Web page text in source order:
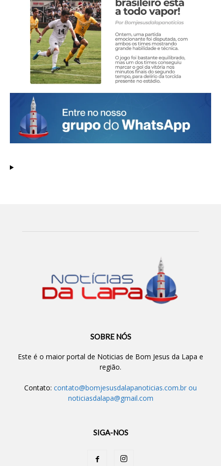
SOBRE NÓS
Este é o maior portal de Noticias de Bom Jesus da Lapa e
região.
Contato: contato@bomjesusdalapanoticias.com.br ou
noticiasdalapa@gmail.com
SIGA-NOS